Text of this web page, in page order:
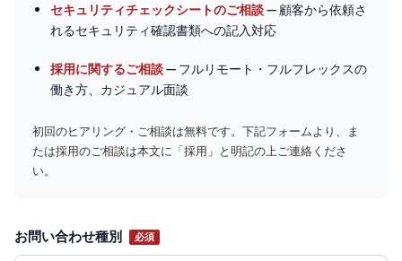
セキュリティチェックシートのご相談— 顧客から依頼さ
れるセキュリティ確認書類への記入対応
採用に関するご相談— フルリモート・フルフレックスの
働き方、カジュアル面談
初回のヒアリング・ご相談は無料です。下記フォームより、ま
たは採用のご相談は本文に「採用」と明記の上ご連絡くださ
い。
Website
お問い合わせ種別 必須